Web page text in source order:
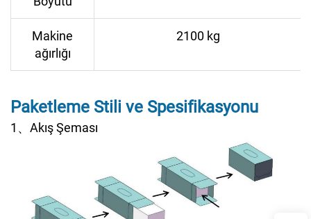
Makine
ağırlığı
2100 kg
Paketleme Stili ve Spesifikasyonu
1、Akış Şeması